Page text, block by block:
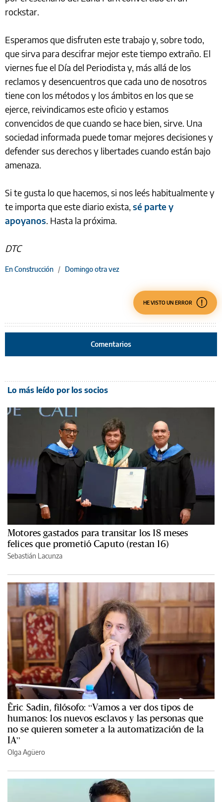
rockstar.
Esperamos que disfruten este trabajo y, sobre todo,
que sirva para descifrar mejor este tiempo extraño. El
viernes fue el Día del Periodista y, más allá de los
reclamos y desencuentros que cada uno de nosotros
tiene con los métodos y los ámbitos en los que se
ejerce, reivindicamos este oficio y estamos
convencidos de que cuando se hace bien, sirve. Una
sociedad informada puede tomar mejores decisiones y
defender sus derechos y libertades cuando están bajo
amenaza.
Si te gusta lo que hacemos, si nos leés habitualmente y
te importa que este diario exista, sé parte y
apoyanos. Hasta la próxima.
DTC
En Construcción / Domingo otra vez
HE VISTO UN ERROR
Comentarios
Lo más leído por los socios
Motores gastados para transitar los 18 meses
felices que prometió Caputo (restan 16)
Sebastián Lacunza
Èric Sadin, filósofo: “Vamos a ver dos tipos de
humanos: los nuevos esclavos y las personas que
no se quieren someter a la automatización de la
IA”
Olga Agüero